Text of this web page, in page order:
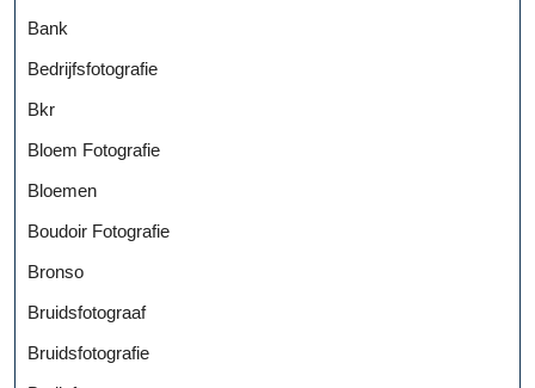
Bank
Bedrijfsfotografie
Bkr
Bloem Fotografie
Bloemen
Boudoir Fotografie
Bronso
Bruidsfotograaf
Bruidsfotografie